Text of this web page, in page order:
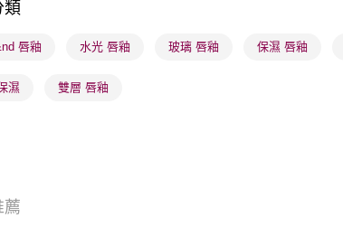
類
唇釉 水光 唇釉 玻璃 唇釉 保濕 唇釉
濕 雙層 唇釉
薦